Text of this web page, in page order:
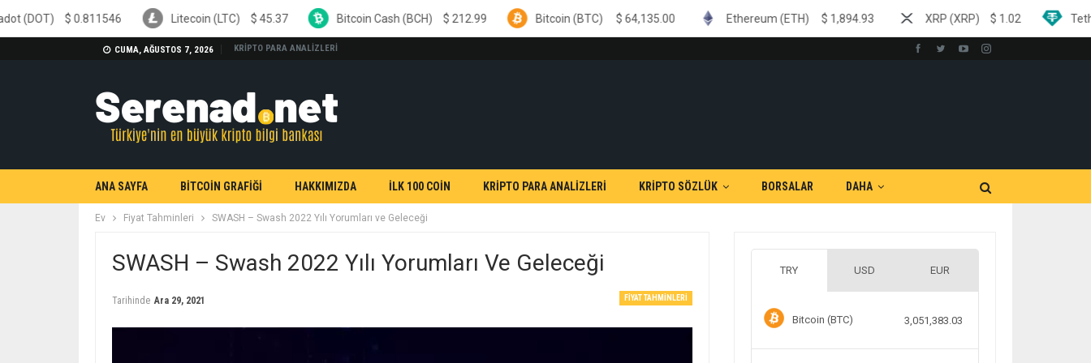
CUMA, AĞUSTOS 7, 2026 KRİPTO PARA ANALİZLERİ
ANA SAYFA BİTCOİN GRAFİĞİ HAKKIMIZDA İLK 100 COİN KRİPTO PARA ANALİZLERİ KRİPTO SÖZLÜK BORSALAR DAHA
Ev Fiyat Tahminleri SWASH – Swash 2022 Yılı Yorumları ve Geleceği
SWASH – Swash 2022 Yılı Yorumları Ve Geleceği
FIYAT TAHMINLERI
Tarihinde Ara 29, 2021
TRY USD EUR
Bitcoin (BTC) 3,051,383.03
Litecoin (LTC) $45.37 Bitcoin Cash (BCH) $ 212.99 Bitcoin (BTC) $64,135.00 Ethereum (ETH) $ 1,894.93 XRP (XRP) $ 1.02 Tether (USDT) $